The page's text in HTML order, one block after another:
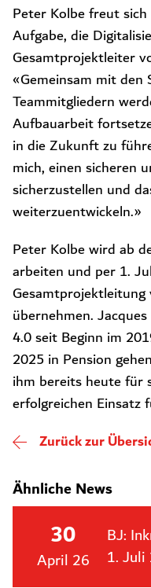
Peter Kolbe freut
Aufgabe, die
Gesamtprojektleiter
«Gemeinsam mit den
Teammitgliedern
Aufbauarbeit
in die Zukunft zu
mich, einen sicheren
sicherzustellen und
weiterzuentwickeln.»
Peter Kolbe wird ab
arbeiten und per 1.
übernehmen.
4.0 seit Beginn im
2025 in Pension
ihm bereits heute für
erfolgreichen Einsatz
Zurück zur
Ähnliche News
30
April 26
BJ:
1.